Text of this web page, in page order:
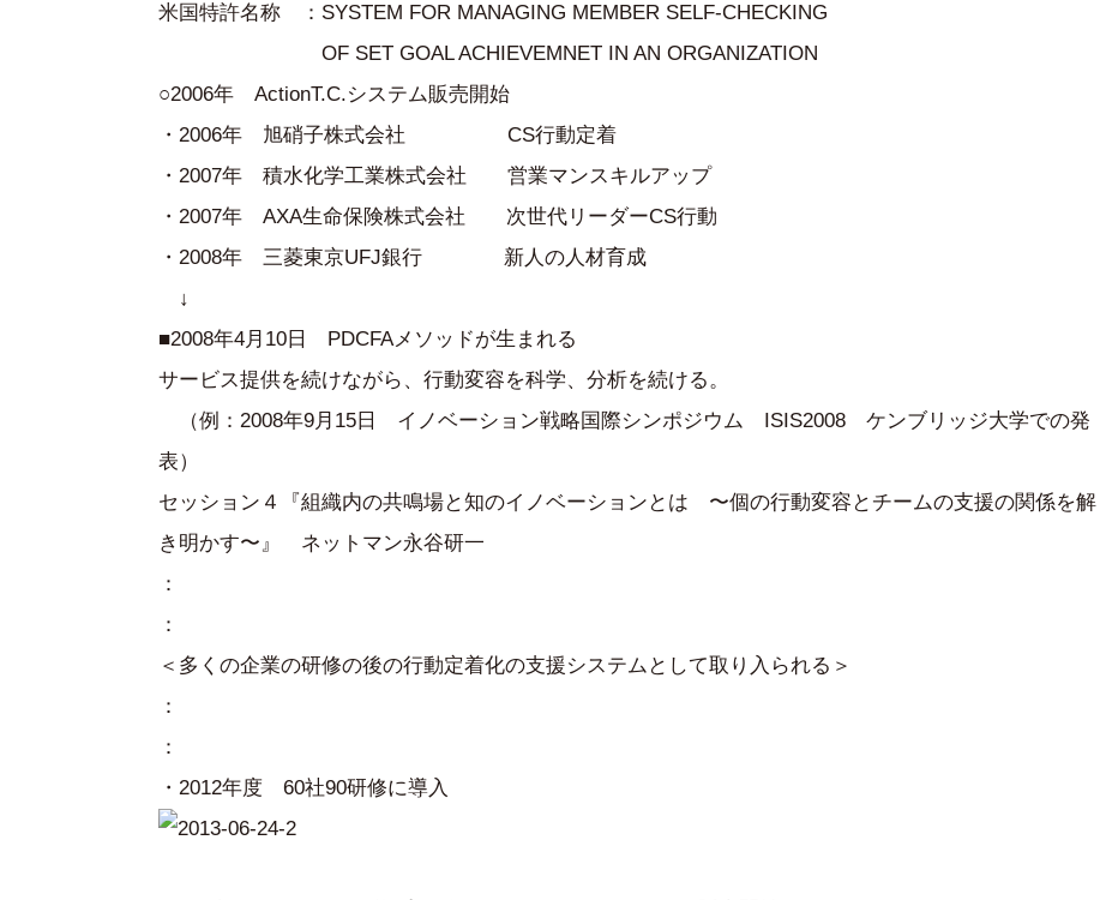
米国特許名称 ：SYSTEM FOR MANAGING MEMBER SELF-CHECKING
OF SET GOAL ACHIEVEMNET IN AN ORGANIZATION
○2006年 ActionT.C.システム販売開始
・2006年 旭硝子株式会社 CS行動定着
・2007年 積水化学工業株式会社 営業マンスキルアップ
・2007年 AXA生命保険株式会社 次世代リーダーCS行動
・2008年 三菱東京UFJ銀行 新人の人材育成
↓
■2008年4月10日 PDCFAメソッドが生まれる
サービス提供を続けながら、行動変容を科学、分析を続ける。
（例：2008年9月15日 イノベーション戦略国際シンポジウム ISIS2008 ケンブリッジ大学での発
表）
セッション４『組織内の共鳴場と知のイノベーションとは 〜個の行動変容とチームの支援の関係を解
き明かす〜』 ネットマン永谷研一
：
：
＜多くの企業の研修の後の行動定着化の支援システムとして取り入られる＞
：
：
・2012年度 60社90研修に導入